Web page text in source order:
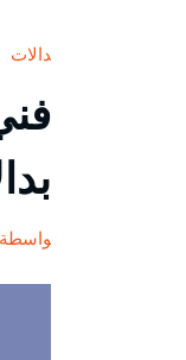
بدالات
بواسطة ammar